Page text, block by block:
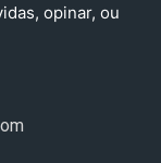
opinar, ou